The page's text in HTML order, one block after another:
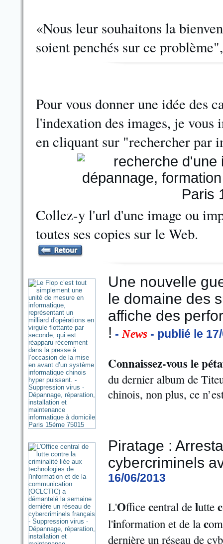
«Nous leur souhaitons la
soient penchés sur ce
Pour vous donner une idée des
l'indexation des images, je
en cliquant sur "rechercher par
Collez-y l'url d'une image ou
toutes ses copies sur le Web.
Une nouvelle
le domaine des
affiche des
! - News - publié le
Connaissez-vous le
du dernier album de
chinois, non plus, ce
Piratage :
cybercriminels
16/06/2013
L'Office central de lutte c
l'information et de la c
dernière un réseau de